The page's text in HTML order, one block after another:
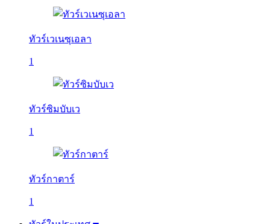
ทัวร์เวเนซุเอลา
1
ทัวร์ซิมบับเว
1
ทัวร์กาตาร์
1